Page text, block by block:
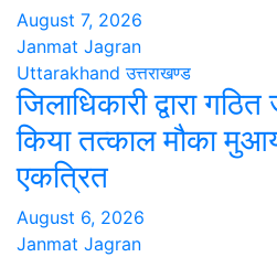
August 7, 2026
Janmat Jagran
Uttarakhand उत्तराखण्ड
जिलाधिकारी द्वारा
किया तत्काल मौका
एकत्रित
August 6, 2026
Janmat Jagran